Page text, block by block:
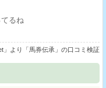
るね
」より「馬券伝承」の口コミ検証